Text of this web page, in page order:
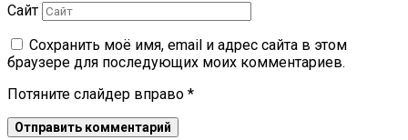
Сайт
Сохранить моё имя, email и адрес сайта в этом
браузере для последующих моих комментариев.
Потяните слайдер вправо *